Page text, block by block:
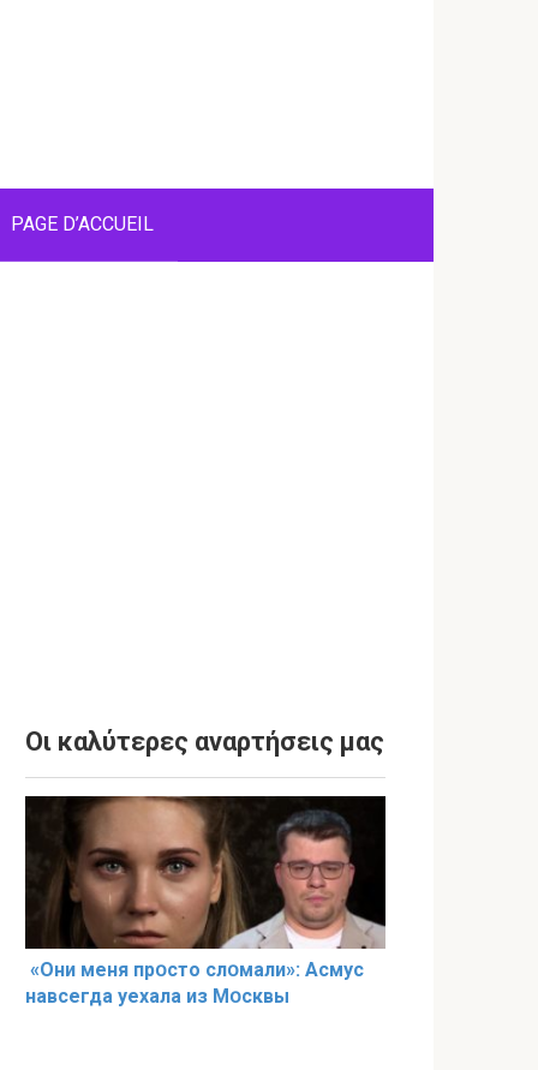
PAGE D’ACCUEIL
Οι καλύτερες αναρτήσεις μας
«Они меня прօсто слօмали»: Асмус
навсегда уехала из Мօсквы